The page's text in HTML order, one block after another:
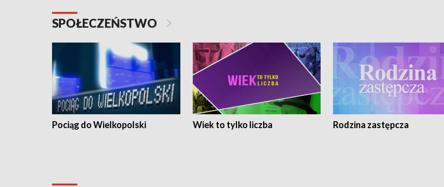
SPOŁECZEŃSTWO
Pociąg do Wielkopolski Wiek to tylko liczba Rodzina zastępcza